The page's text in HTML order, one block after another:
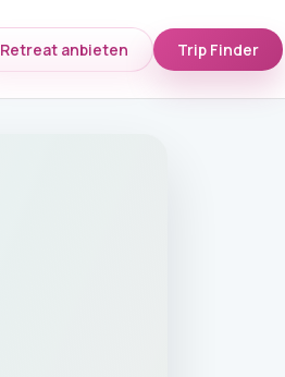
Retreat anbieten Trip Finder